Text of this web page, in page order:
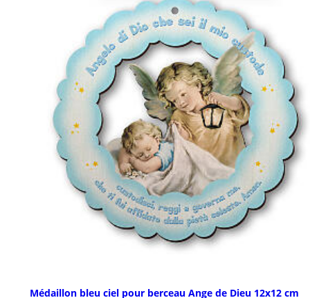
Médaillon bleu ciel pour berceau Ange de Dieu 12x12 cm